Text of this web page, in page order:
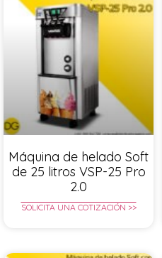
Máquina de helado Soft
de 25 litros VSP-25 Pro
2.0
SOLICITA UNA COTIZACIÓN >>